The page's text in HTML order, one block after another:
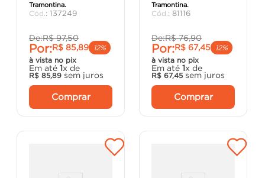
Tramontina.
: 137249
De:R$ 97,50
Por:R$ 85,89
12%
à vista no pix
Em até 1x de
R$ 85,89 sem juros
Comprar
Tramontina.
: 81116
De:R$ 76,90
Por:R$ 67,45
12%
à vista no pix
Em até 1x de
R$ 67,45 sem juros
Comprar